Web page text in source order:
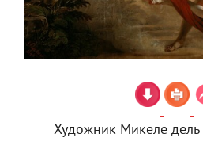
Художник Микеле